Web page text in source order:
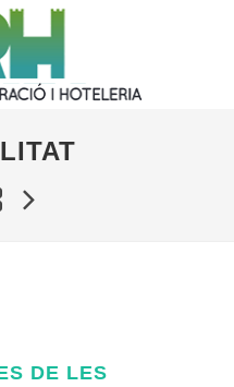
DE LES